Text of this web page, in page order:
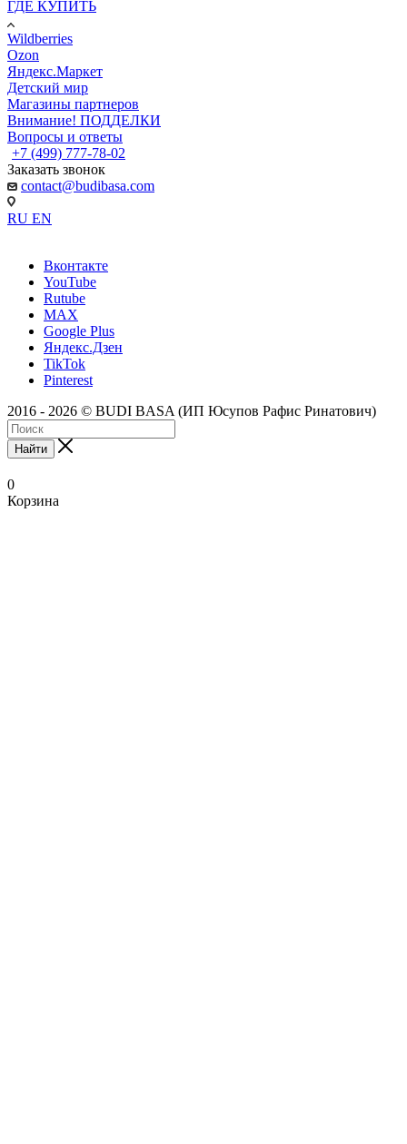
ГДЕ КУПИТЬ
Wildberries
Ozon
Яндекс.Маркет
Детский мир
Магазины партнеров
Внимание! ПОДДЕЛКИ
Вопросы и ответы
+7 (499) 777-78-02
Заказать звонок
contact@budibasa.com
RU EN
Вконтакте
YouTube
Rutube
MAX
Google Plus
Яндекс.Дзен
TikTok
Pinterest
2016 - 2026 © BUDI BASA (ИП Юсупов Рафис Ринатович)
Найти
0
Корзина